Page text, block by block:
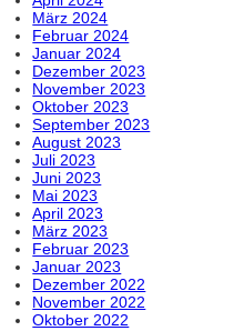
März 2024
Februar 2024
Januar 2024
Dezember 2023
November 2023
Oktober 2023
September 2023
August 2023
Juli 2023
Juni 2023
Mai 2023
April 2023
März 2023
Februar 2023
Januar 2023
Dezember 2022
November 2022
Oktober 2022